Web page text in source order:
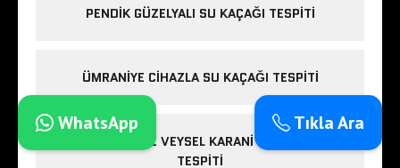
PENDIK GÜZELYALI SU KAÇAĞI TESPITI
ÜMRANIYE CIHAZLA SU KAÇAĞI TESPITI
SANCAKTEPE VEYSEL KARANI SU KAÇAĞI
TESPITI
Tıkla Ara
WhatsApp